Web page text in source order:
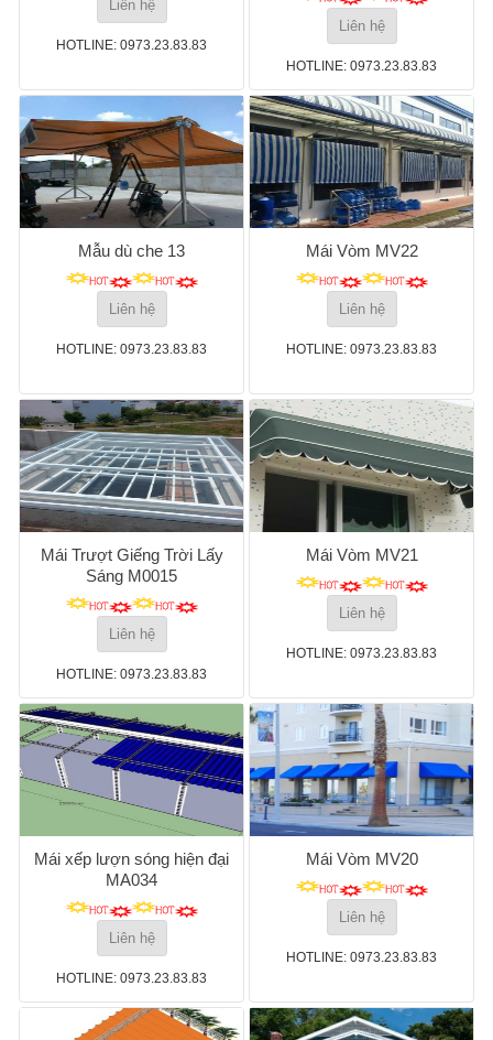
Liên hệ
HOTLINE: 0973.23.83.83
Liên hệ
HOTLINE: 0973.23.83.83
Mẫu dù che 13
Liên hệ
HOTLINE: 0973.23.83.83
Mái Vòm MV22
Liên hệ
HOTLINE: 0973.23.83.83
Mái Trượt Giếng Trời Lấy
Sáng M0015
Liên hệ
HOTLINE: 0973.23.83.83
Mái Vòm MV21
Liên hệ
HOTLINE: 0973.23.83.83
Mái xếp lượn sóng hiện đại
MA034
Liên hệ
HOTLINE: 0973.23.83.83
Mái Vòm MV20
Liên hệ
HOTLINE: 0973.23.83.83